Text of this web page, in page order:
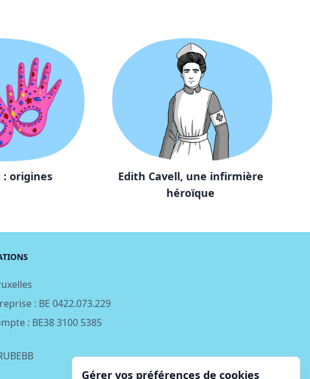
: origines
Edith Cavell, une infirmière
héroïque
: BE 0422.073.229
: BE38 3100 5385
Gérer vos préférences de cookies